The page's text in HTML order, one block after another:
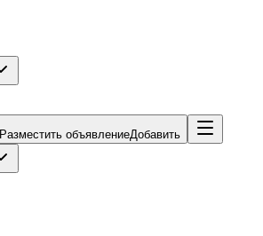
Разместить объявлениеДобавить